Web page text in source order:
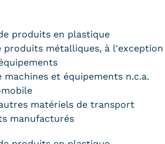
produits en plastique
produits métalliques, à l'exception
et équipements n.c.a.
matériels de transport
manufacturés